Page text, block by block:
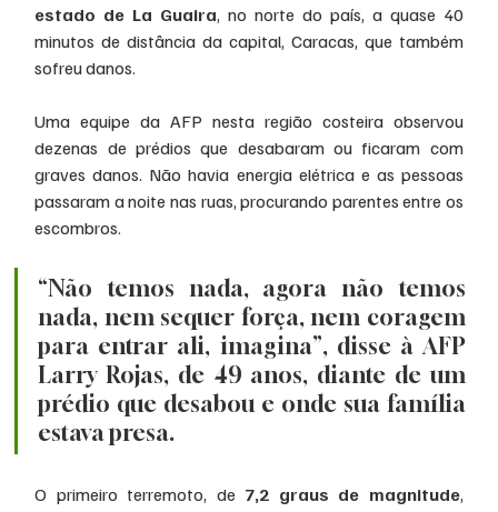
estado de La Guaira, no norte do país, a quase 40
minutos de distância da capital, Caracas, que também
sofreu danos.
Uma equipe da AFP nesta região costeira observou
dezenas de prédios que desabaram ou ficaram com
graves danos. Não havia energia elétrica e as pessoas
passaram a noite nas ruas, procurando parentes entre os
escombros.
“Não temos nada, agora não temos
nada, nem sequer força, nem coragem
para entrar ali, imagina”, disse à AFP
Larry Rojas, de 49 anos, diante de um
prédio que desabou e onde sua família
estava presa.
O primeiro terremoto, de 7,2 graus de magnitude,